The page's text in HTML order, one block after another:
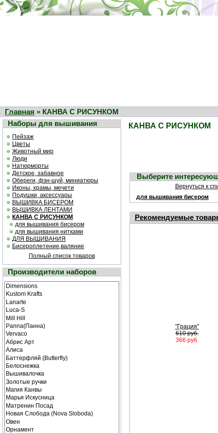
Главная » КАНВА С РИСУНКОМ
Наборы для вышивания
Пейзаж
Цветы
Животный мир
Люди
Натюрморты
Детское, забавное
Обереги, фэн-шуй, миниатюры
Иконы, храмы, мечети
Подушки, аксессуары
ВЫШИВКА БИСЕРОМ
ВЫШИВКА ЛЕНТАМИ
КАНВА С РИСУНКОМ
для вышивания бисером
для вышивания нитками
ДЛЯ ВЫШИВАНИЯ
Бисероплетение,валяние
Полный список товаров
Производители наборов
КАНВА С РИСУНКОМ
Выберите
Вернуться к
для вышивания бисером
Рекомендуемые
"Грация"
610 руб.
366 руб.